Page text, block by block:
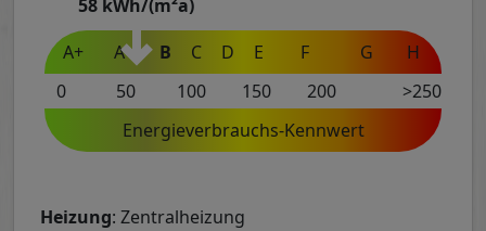
A+ A B C D E F G H
58 kWh/(m²a)
0 50 100 150 200
>250
Energieverbrauchs-Kennwert
Heizung: Zentralheizung